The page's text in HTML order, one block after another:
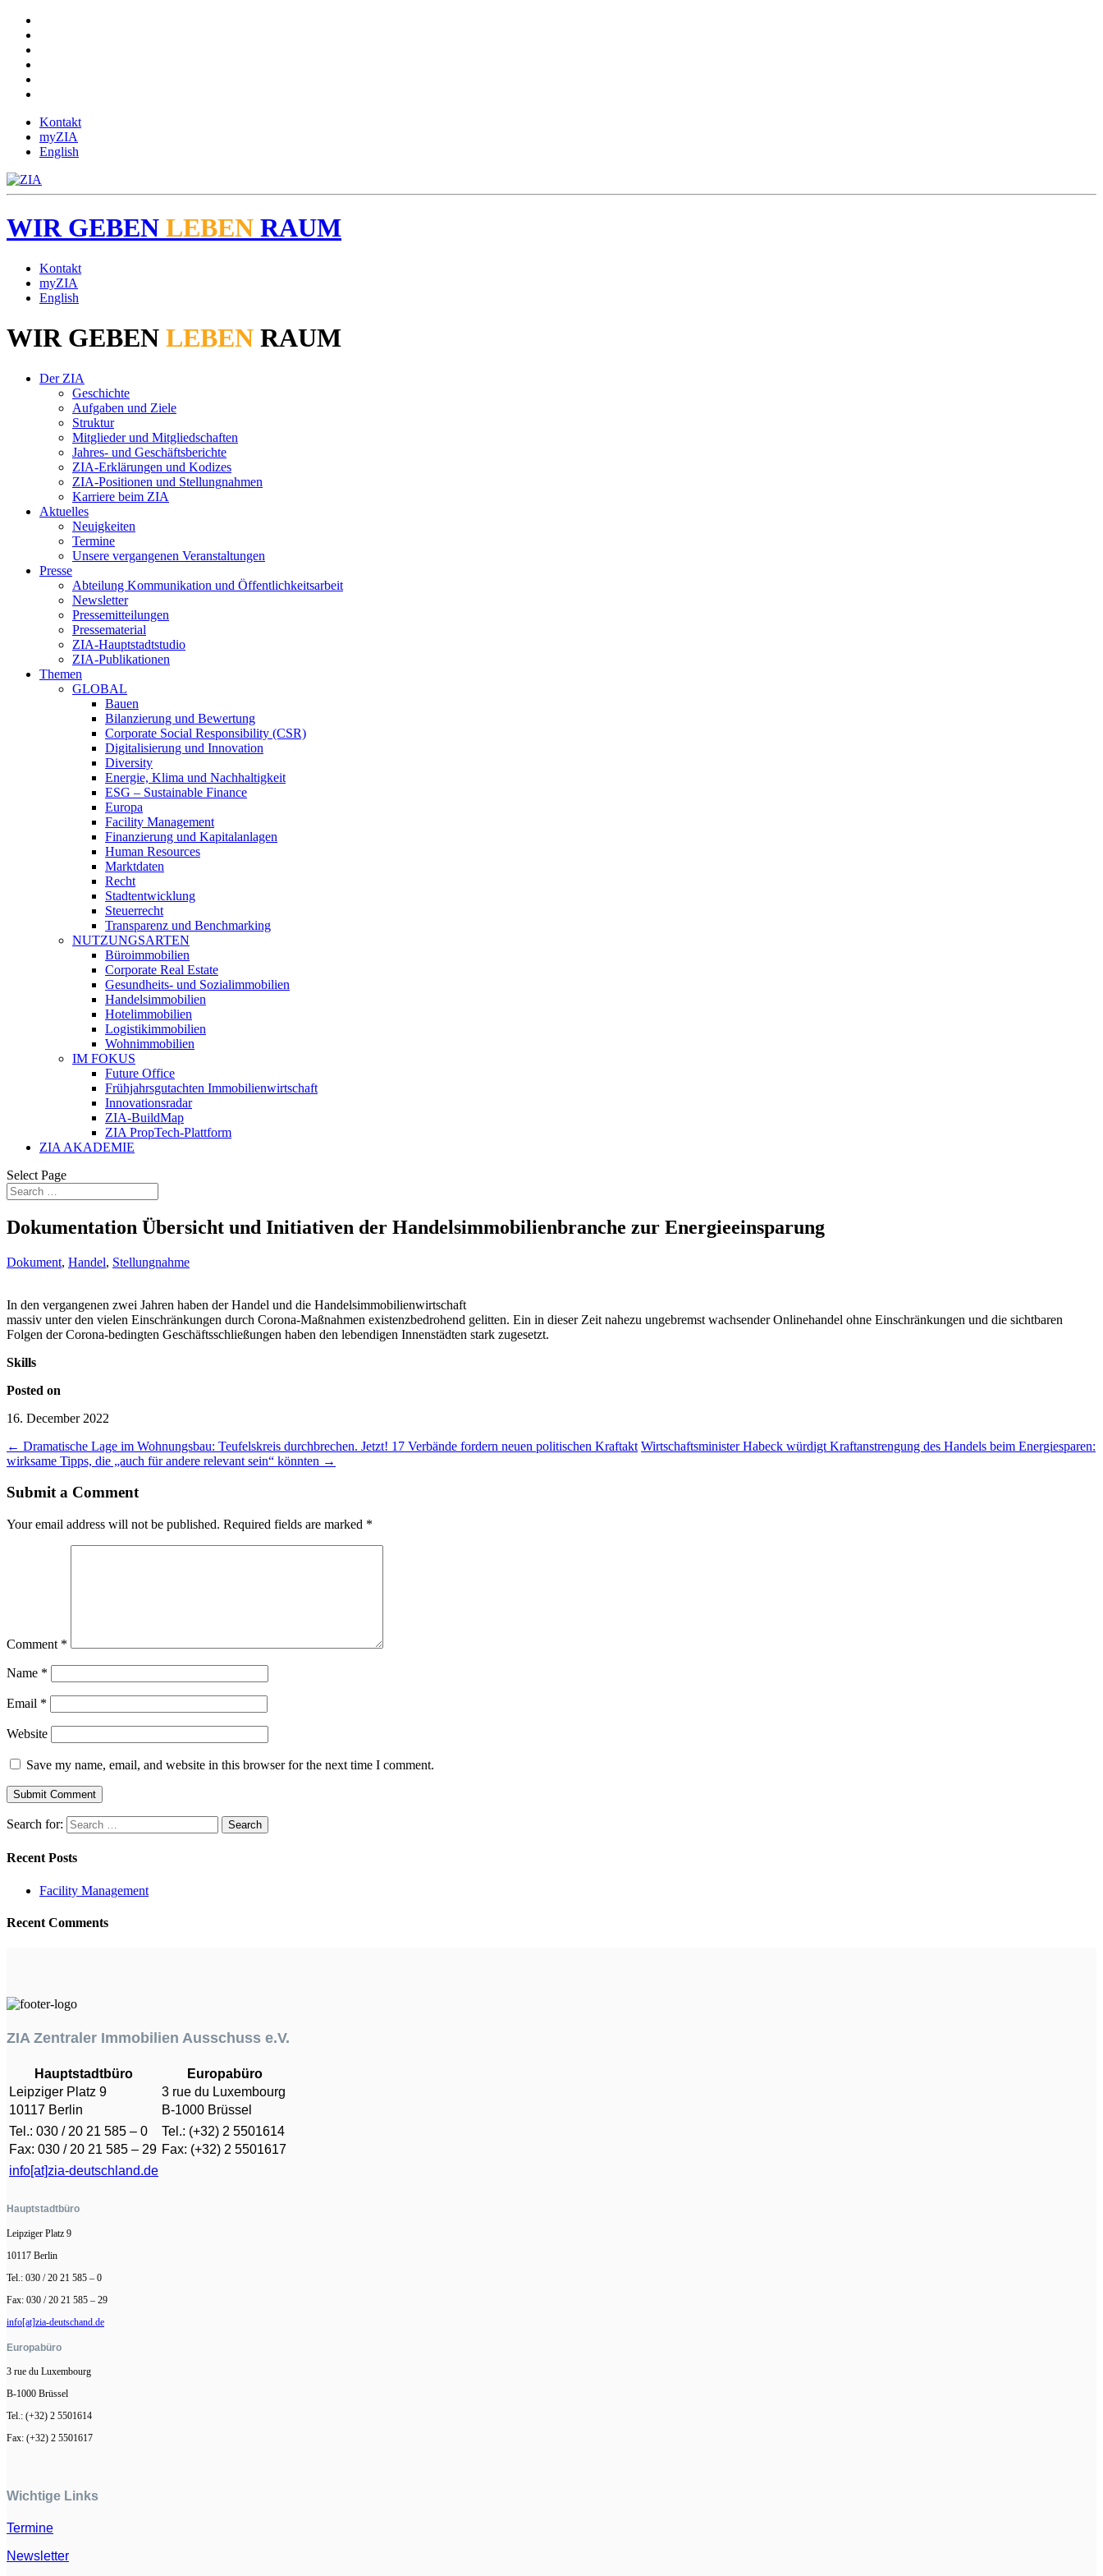
Kontakt
myZIA
English
WIRGEBEN LEBEN RAUM
Kontakt
myZIA
English
WIRGEBEN LEBEN RAUM
Der ZIA
Geschichte
Aufgaben und Ziele
Struktur
Mitglieder und Mitgliedschaften
Jahres- und Geschäftsberichte
ZIA-Erklärungen und Kodizes
ZIA-Positionen und Stellungnahmen
Karriere beim ZIA
Aktuelles
Neuigkeiten
Termine
Unsere vergangenen Veranstaltungen
Presse
Abteilung Kommunikation und Öffentlichkeitsarbeit
Newsletter
Pressemitteilungen
Pressematerial
ZIA-Hauptstadtstudio
ZIA-Publikationen
Themen
GLOBAL
Bauen
Bilanzierung und Bewertung
Corporate Social Responsibility (CSR)
Digitalisierung und Innovation
Diversity
Energie, Klima und Nachhaltigkeit
ESG – Sustainable Finance
Europa
Facility Management
Finanzierung und Kapitalanlagen
Human Resources
Marktdaten
Recht
Stadtentwicklung
Steuerrecht
Transparenz und Benchmarking
NUTZUNGSARTEN
Büroimmobilien
Corporate Real Estate
Gesundheits- und Sozialimmobilien
Handelsimmobilien
Hotelimmobilien
Logistikimmobilien
Wohnimmobilien
IM FOKUS
Future Office
Frühjahrsgutachten Immobilienwirtschaft
Innovationsradar
ZIA-BuildMap
ZIA PropTech-Plattform
ZIA AKADEMIE
Select Page
Dokumentation Übersicht und Initiativen der Handelsimmobilienbranche zur Energieeinsparung
Dokument, Handel, Stellungnahme
In den vergangenen zwei Jahren haben der Handel und die Handelsimmobilienwirtschaft
massiv unter den vielen Einschränkungen durch Corona-Maßnahmen existenzbedrohend gelitten. Ein in dieser Zeit nahezu ungebremst wachsender Onlinehandel ohne Einschränkungen und die sichtbaren
Folgen der Corona-bedingten Geschäftsschließungen haben den lebendigen Innenstädten stark zugesetzt.
Skills
Posted on
16. December 2022
← Dramatische Lage im Wohnungsbau: Teufelskreis durchbrechen. Jetzt! 17 Verbände fordern neuen politischen Kraftakt Wirtschaftsminister Habeck würdigt Kraftanstrengung des Handels beim Energiesparen:
wirksame Tipps, die „auch für andere relevant sein“ könnten →
Submit a Comment
Your email address will not be published. Required fields are marked *
Comment *
Name *
Email *
Website
Save my name, email, and website in this browser for the next time I comment.
Search for:
Recent Posts
Facility Management
Recent Comments
ZIA Zentraler Immobilien Ausschuss e.V.
Hauptstadtbüro
Europabüro
Leipziger Platz 9
3 rue du Luxembourg
10117 Berlin
B-1000 Brüssel
Tel.: 030 / 20 21 585 – 0
Tel.: (+32) 2 5501614
Fax: 030 / 20 21 585 – 29 Fax: (+32) 2 5501617
info[at]zia-deutschland.de
Hauptstadtbüro
Leipziger Platz 9
10117 Berlin
Tel.: 030 / 20 21 585 – 0
Fax: 030 / 20 21 585 – 29
info[at]zia-deutschand.de
Europabüro
3 rue du Luxembourg
B-1000 Brüssel
Tel.: (+32) 2 5501614
Fax: (+32) 2 5501617
Wichtige Links
Termine
Newsletter